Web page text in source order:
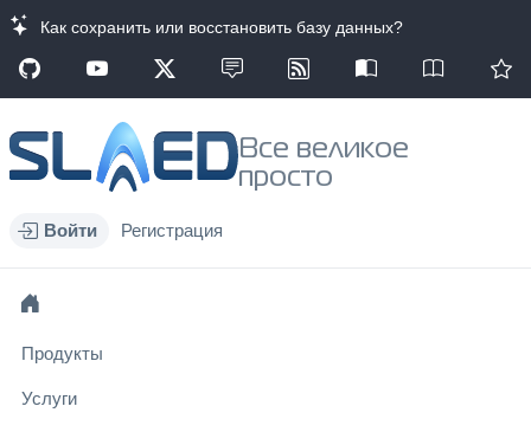
Как сохранить или восстановить базу данных?
Все великое
просто
Войти Регистрация
Продукты
Услуги